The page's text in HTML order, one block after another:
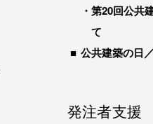
第20回公共
て
公共建築の日
発注者支援